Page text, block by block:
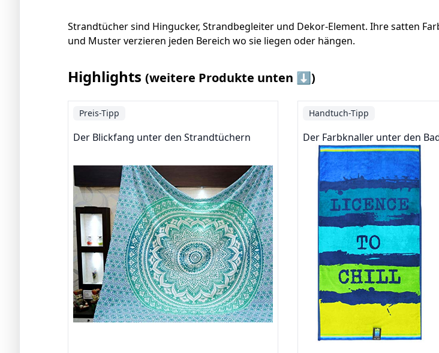
Strandtücher sind Hingucker, Strandbegleiter und Dekor-Element. Ihre satten
und Muster verzieren jeden Bereich wo sie liegen oder hängen.
Highlights (weitere Produkte unten ⬇️)
Preis-Tipp
Der Blickfang unter den Strandtüchern
Handtuch-Tipp
Der Farbknaller unter den